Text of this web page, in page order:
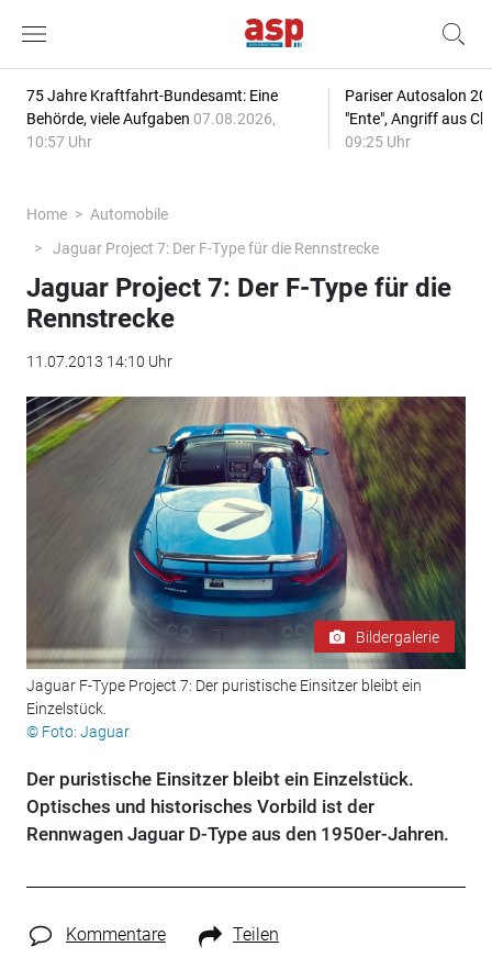
75 Jahre Kraftfahrt-Bundesamt: Eine
Behörde, viele Aufgaben 07.08.2026,
10:57 Uhr
Pariser Autosalon
"Ente", Angriff aus
09:25 Uhr
Home
Automobile
Jaguar Project 7: Der F-Type für die Rennstrecke
Jaguar Project 7: Der F-Type für die
Rennstrecke
11.07.2013 14:10 Uhr
Bildergalerie
Jaguar F-Type Project 7: Der puristische Einsitzer bleibt ein
Einzelstück.
© Foto: Jaguar
Der puristische Einsitzer bleibt ein Einzelstück.
Optisches und historisches Vorbild ist der
Rennwagen Jaguar D-Type aus den 1950er-Jahren.
Kommentare Teilen